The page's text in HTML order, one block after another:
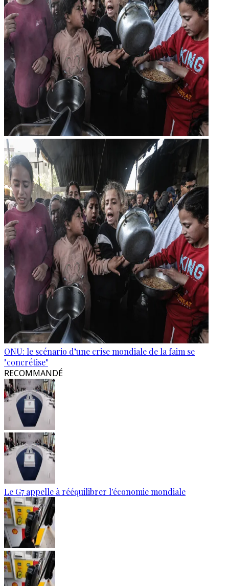
ONU: le scénario d’une crise mondiale de la faim se
"concrétise"
RECOMMANDÉ
Le G7 appelle à rééquilibrer l'économie mondiale